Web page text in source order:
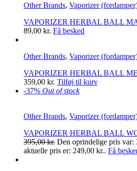
Other Brands, Vaporizer
VAPORIZER HERBAL BALL
89,00 kr. Få besked
Other Brands, Vaporizer
VAPORIZER HERBAL BALL
359,00 kr. Tilføj til kurv
-37% Out of stock
Other Brands, Vaporizer
VAPORIZER HERBAL BALL
395,00kr. Den oprindelige pris var:
aktuelle pris er: 249,00 kr.. Få